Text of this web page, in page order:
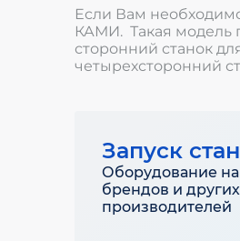
Если Вам
КАМИ. Такая модель
сторонний станок
четырехсторонний
Запуск
Оборудование
брендов и других
производителей